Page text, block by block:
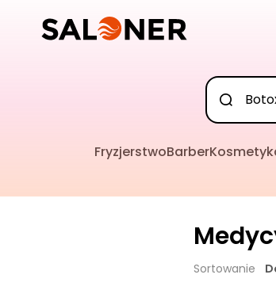
FryzjerstwoBarber
Sortowanie